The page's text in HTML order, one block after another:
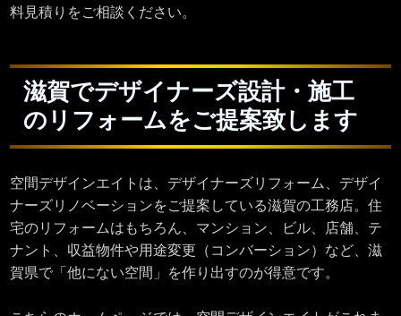
料見積りをご相談ください。
滋賀でデザイナーズ設計・施工
のリフォームをご提案致します
空間デザインエイトは、デザイナーズリフォーム、デザイ
ナーズリノベーションをご提案している滋賀の工務店。住
宅のリフォームはもちろん、マンション、ビル、店舗、テ
ナント、収益物件や用途変更（コンバーション）など、滋
賀県で「他にない空間」を作り出すのが得意です。